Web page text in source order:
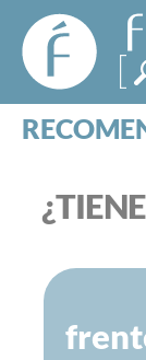
-
del Español
Urgente
SOBRE